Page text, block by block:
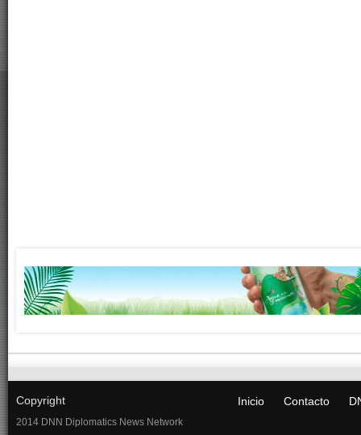
Copyright
2014 DNN Diplomatics News Network
Inicio Contacto